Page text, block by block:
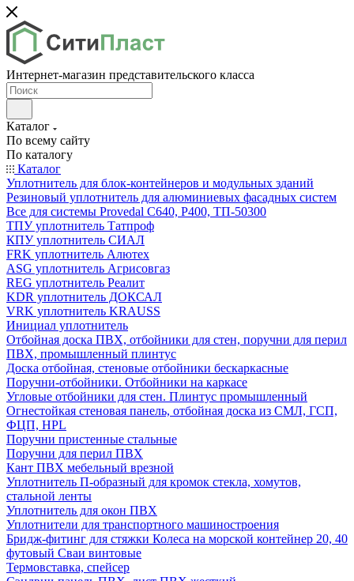
Интернет-магазин представительского класса
Каталог
По всему сайту
По каталогу
Каталог
Уплотнитель для блок-контейнеров и модульных зданий
Резиновый уплотнитель для алюминиевых фасадных систем
Все для системы Provedal С640, Р400, ТП-50300
ТПУ уплотнитель Татпроф
КПУ уплотнитель СИАЛ
FRK уплотнитель Алютех
ASG уплотнитель Агрисовгаз
REG уплотнитель Реалит
KDR уплотнитель ДОКСАЛ
VRK уплотнитель KRAUSS
Инициал уплотнитель
Отбойная доска ПВХ, отбойники для стен, поручни для перил
ПВХ, промышленный плинтус
Доска отбойная, стеновые отбойники бескаркасные
Поручни-отбойники. Отбойники на каркасе
Угловые отбойники для стен. Плинтус промышленный
Огнестойкая стеновая панель, отбойная доска из СМЛ, ГСП,
ФЦП, HPL
Поручни пристенные стальные
Поручни для перил ПВХ
Кант ПВХ мебельный врезной
Уплотнитель П-образный для кромок стекла, хомутов,
стальной ленты
Уплотнитель для окон ПВХ
Уплотнители для транспортного машиностроения
Бридж-фитинг для стяжки Колеса на морской контейнер 20, 40
футовый Сваи винтовые
Термовставка, спейсер